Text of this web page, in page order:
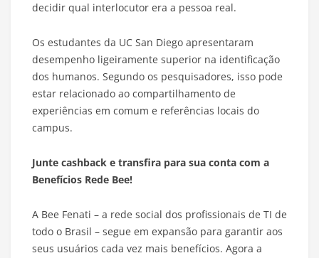
decidir qual interlocutor era a pessoa real.
Os estudantes da UC San Diego apresentaram
desempenho ligeiramente superior na identificação
dos humanos. Segundo os pesquisadores, isso pode
estar relacionado ao compartilhamento de
experiências em comum e referências locais do
campus.
Junte cashback e transfira para sua conta com a
Benefícios Rede Bee!
A Bee Fenati – a rede social dos profissionais de TI de
todo o Brasil – segue em expansão para garantir aos
seus usuários cada vez mais benefícios. Agora a